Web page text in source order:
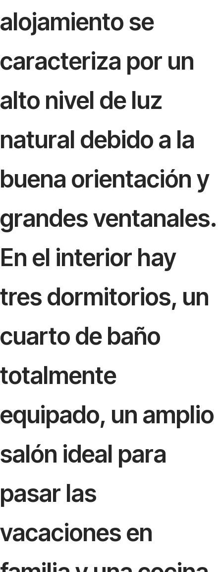
alojamiento se
caracteriza por un
alto nivel de luz
natural debido a la
buena orientación y
grandes ventanales.
En el interior hay
tres dormitorios, un
cuarto de baño
totalmente
equipado, un amplio
salón ideal para
pasar las
vacaciones en